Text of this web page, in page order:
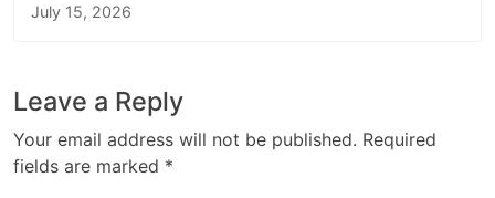
July 15, 2026
Leave a Reply
Your email address will not be published. Required
fields are marked *